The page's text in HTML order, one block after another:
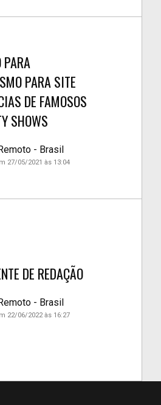
PARA
PARA SITE
DE FAMOSOS
SHOWS
- Brasil
27/05/2021 às 13:04
DE REDAÇÃO
- Brasil
22/06/2022 às 16:27